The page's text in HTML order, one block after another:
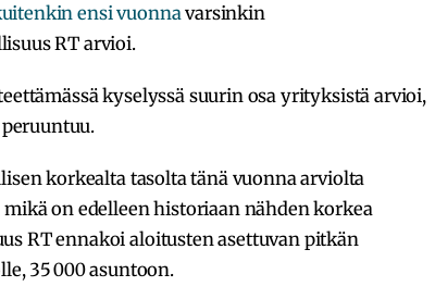
ensi vuonna varsinkin
RT arvioi.
kyselyssä suurin osa yrityksistä arvioi,
korkealta tasolta tänä vuonna arviolta
on edelleen historiaan nähden korkea
RT ennakoi aloitusten asettuvan pitkän
35 000 asuntoon.